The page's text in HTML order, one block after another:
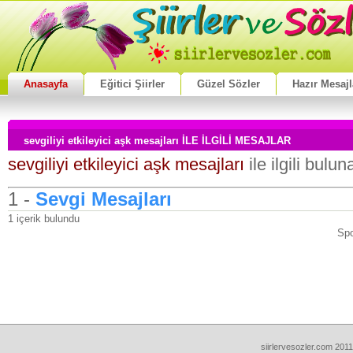
Anasayfa Eğitici Şiirler Güzel Sözler Hazır
sevgiliyi etkileyici aşk mesajları İLE İLGİLİ MESAJLAR
sevgiliyi etkileyici aşk mesajları ile ilgili
1 - Sevgi Mesajları
1 içerik bulundu
siirlervesozler.com